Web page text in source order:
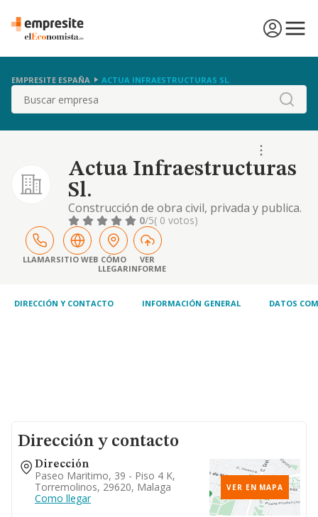
EMPRESITE ESPAÑA ACTUA INFRAESTRUCTURAS SL.
Buscar
Actua Infraestructuras
Sl.
Construcción de obra civil, privada y publica.
0/5( 0 votos)
LLAMARSITIO WEB CÓMO
LLEGAR
VER
INFORME
DIRECCIÓN Y CONTACTO INFORMACIÓN GENERAL DATOS
Dirección y contacto
Dirección
Paseo Maritimo, 39 - Piso 4 K,
Torremolinos, 29620, Malaga
Como llegar
VER EN MAPA